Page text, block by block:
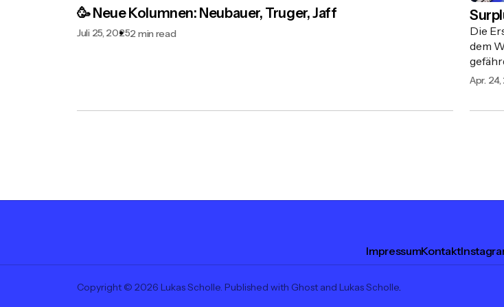
🥳 Neue Kolumnen: Neubauer, Truger, Jaff
Juli 25, 20252 min read
Die
dem
Apr.
ImpressumKontakt
Copyright © 2026 Lukas Scholle. Published with Ghost and Lukas Scholle.